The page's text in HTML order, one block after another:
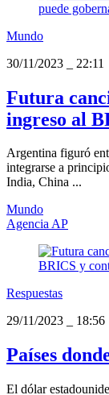
Mundo
30/11/2023
22:11
Futura
ingreso al
Argentina figuró
integrarse a
India, China ...
Mundo
Agencia AP
Respuestas
29/11/2023
18:56
Países
El dólar